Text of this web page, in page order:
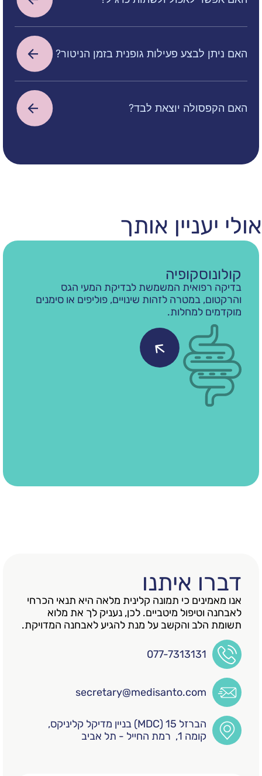
פעילות גופנית בזמן הניטור?
יוצאת לבד?
אותך
המשמשת לבדיקת המעי הגס
במטרה לזהות שינויים, פוליפים או סימנים
למחלות.
וגמיש,
איתנו
כי תמונה קלינית מלאה היא תנאי הכרחי
מיטביים. לכן, נעניק לך את מלוא
והקשב על מנת להגיע לאבחנה המדויקת.
077-7313131
secretary@medisanto.com
הברזל 15 (MDC) בניין מדיקל קליניקס,
קומה 1, רמת החייל - תל אביב